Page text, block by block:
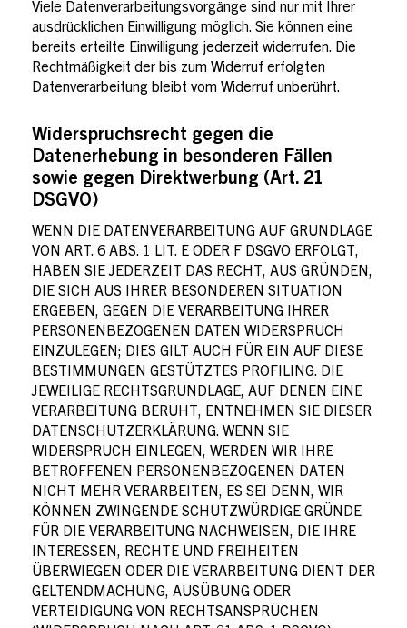
Viele Datenverarbeitungsvorgänge sind nur mit Ihrer
ausdrücklichen Einwilligung möglich. Sie können eine
bereits erteilte Einwilligung jederzeit widerrufen. Die
Rechtmäßigkeit der bis zum Widerruf erfolgten
Datenverarbeitung bleibt vom Widerruf unberührt.
Widerspruchsrecht gegen die
Datenerhebung in besonderen Fällen
sowie gegen Direktwerbung (Art. 21
DSGVO)
WENN DIE DATENVERARBEITUNG AUF GRUNDLAGE
VON ART. 6 ABS. 1 LIT. E ODER F DSGVO ERFOLGT,
HABEN SIE JEDERZEIT DAS RECHT, AUS GRÜNDEN,
DIE SICH AUS IHRER BESONDEREN SITUATION
ERGEBEN, GEGEN DIE VERARBEITUNG IHRER
PERSONENBEZOGENEN DATEN WIDERSPRUCH
EINZULEGEN; DIES GILT AUCH FÜR EIN AUF DIESE
BESTIMMUNGEN GESTÜTZTES PROFILING. DIE
JEWEILIGE RECHTSGRUNDLAGE, AUF DENEN EINE
VERARBEITUNG BERUHT, ENTNEHMEN SIE DIESER
DATENSCHUTZERKLÄRUNG. WENN SIE
WIDERSPRUCH EINLEGEN, WERDEN WIR IHRE
BETROFFENEN PERSONENBEZOGENEN DATEN
NICHT MEHR VERARBEITEN, ES SEI DENN, WIR
KÖNNEN ZWINGENDE SCHUTZWÜRDIGE GRÜNDE
FÜR DIE VERARBEITUNG NACHWEISEN, DIE IHRE
INTERESSEN, RECHTE UND FREIHEITEN
ÜBERWIEGEN ODER DIE VERARBEITUNG DIENT DER
GELTENDMACHUNG, AUSÜBUNG ODER
VERTEIDIGUNG VON RECHTSANSPRÜCHEN